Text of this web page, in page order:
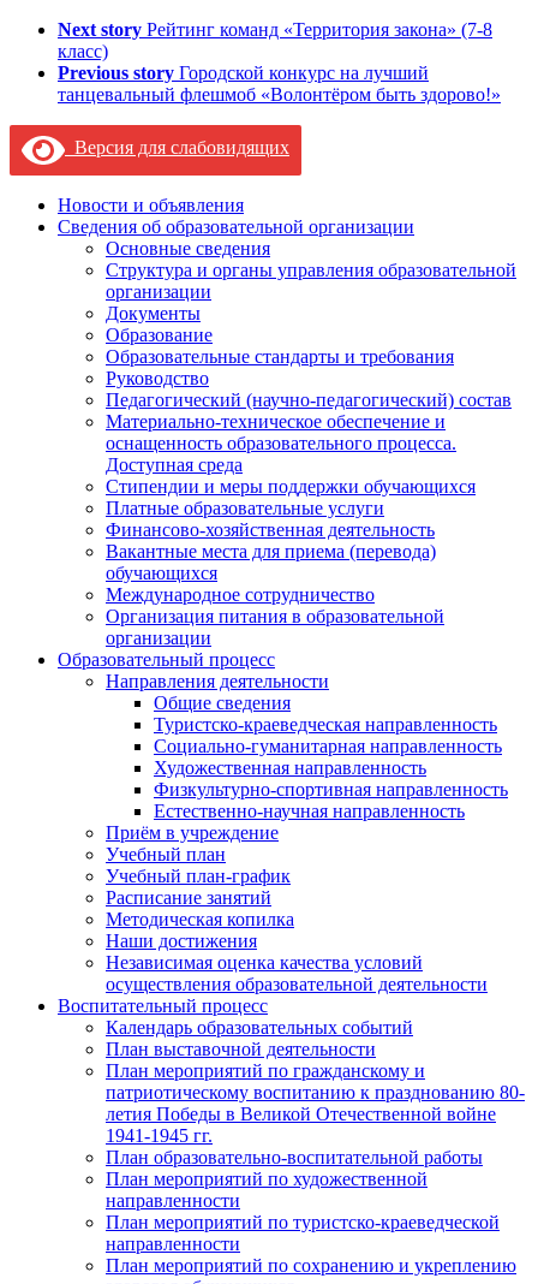
Next story Рейтинг команд «Территория закона» (7-8
класс)
Previous story Городской конкурс на лучший
танцевальный флешмоб «Волонтёром быть здорово!»
Версия для слабовидящих
Новости и объявления
Сведения об образовательной организации
Основные сведения
Структура и органы управления образовательной
организации
Документы
Образование
Образовательные стандарты и требования
Руководство
Педагогический (научно-педагогический) состав
Материально-техническое обеспечение и
оснащенность образовательного процесса.
Доступная среда
Стипендии и меры поддержки обучающихся
Платные образовательные услуги
Финансово-хозяйственная деятельность
Вакантные места для приема (перевода)
обучающихся
Международное сотрудничество
Организация питания в образовательной
организации
Образовательный процесс
Направления деятельности
Общие сведения
Туристско-краеведческая направленность
Социально-гуманитарная направленность
Художественная направленность
Физкультурно-спортивная направленность
Естественно-научная направленность
Приём в учреждение
Учебный план
Учебный план-график
Расписание занятий
Методическая копилка
Наши достижения
Независимая оценка качества условий
осуществления образовательной деятельности
Воспитательный процесс
Календарь образовательных событий
План выставочной деятельности
План мероприятий по гражданскому и
патриотическому воспитанию к празднованию 80-
летия Победы в Великой Отечественной войне
1941-1945 гг.
План образовательно-воспитательной работы
План мероприятий по художественной
направленности
План мероприятий по туристско-краеведческой
направленности
План мероприятий по сохранению и укреплению